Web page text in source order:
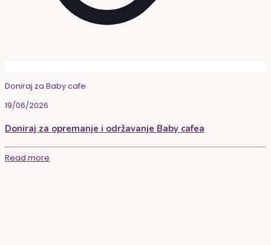
Doniraj za Baby cafe
19/06/2026
Doniraj za opremanje i održavanje Baby cafea
Read more